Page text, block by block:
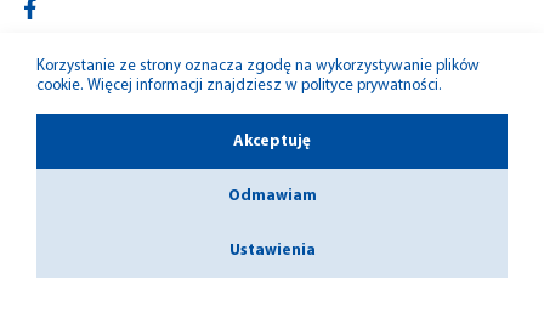
Korzystanie ze strony oznacza zgodę na wykorzystywanie plików
cookie. Więcej informacji znajdziesz w polityce prywatności.
Akceptuję
Odmawiam
Ustawienia